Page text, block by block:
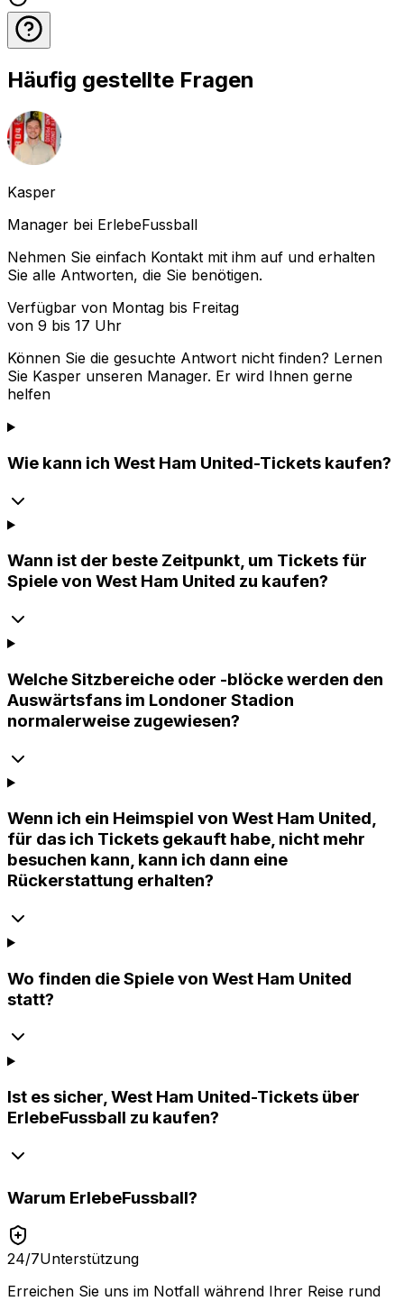
Häufig gestellte Fragen
Kasper
Manager bei ErlebeFussball
Nehmen Sie einfach Kontakt mit ihm auf und erhalten
Sie alle Antworten, die Sie benötigen.
Verfügbar von Montag bis Freitag
von 9 bis 17 Uhr
Können Sie die gesuchte Antwort nicht finden? Lernen
Sie Kasper unseren Manager. Er wird Ihnen gerne
helfen
Wie kann ich West Ham United-Tickets kaufen?
Wann ist der beste Zeitpunkt, um Tickets für
Spiele von West Ham United zu kaufen?
Welche Sitzbereiche oder -blöcke werden den
Auswärtsfans im Londoner Stadion
normalerweise zugewiesen?
Wenn ich ein Heimspiel von West Ham United,
für das ich Tickets gekauft habe, nicht mehr
besuchen kann, kann ich dann eine
Rückerstattung erhalten?
Wo finden die Spiele von West Ham United
statt?
Ist es sicher, West Ham United-Tickets über
ErlebeFussball zu kaufen?
Warum ErlebeFussball?
24/7Unterstützung
Erreichen Sie uns im Notfall während Ihrer Reise rund